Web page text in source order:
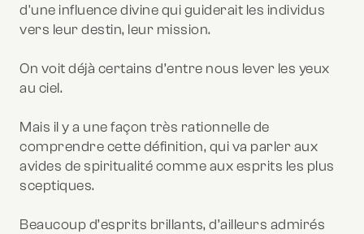
d'une influence divine qui guiderait les individus
vers leur destin, leur mission.
On voit déjà certains d’entre nous lever les yeux
au ciel.
Mais il y a une façon très rationnelle de
comprendre cette définition, qui va parler aux
avides de spiritualité comme aux esprits les plus
sceptiques.
Beaucoup d’esprits brillants, d’ailleurs admirés